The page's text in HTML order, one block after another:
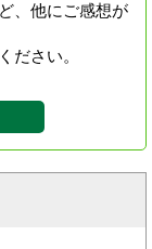
、他にご感想が
ださい。